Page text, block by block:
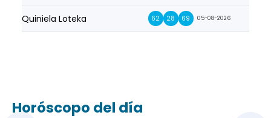
Quiniela Loteka 62 28 69 05-08-2026
Horóscopo del día